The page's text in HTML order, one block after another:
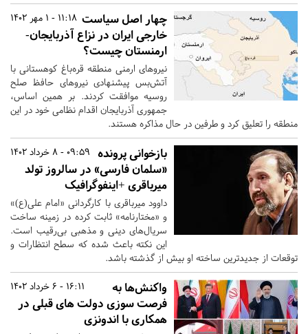
11:18 - 1 مهر 1402 چهار اصل سیاست
خارجی ایران در نزاع آذربایجان-
ارمنستان چیست؟
نیروهای ارمنی منطقه قره‌باغ کوهستانی با
آتش‌بس پیشنهادی نیروهای حافظ صلح
روسیه موافقت کردند. بر همین اساس،
جمهوری آذربایجان اقدام نظامی خود در این
منطقه را تعلیق کرد و طرفین در حال مذاکره هستند.
09:59 - 8 خرداد 1402
بازخوانی پرونده
«سلمان فارسی» در سالروز تولد
میرباقری +اینفوگرافیک
داوود میرباقری با کارگردانی «امام علی(ع)»
و «مختارنامه» ثابت کرده در زمینه ساخت
سریال‌های دینی و مذهبی بی‌رقیب است.
این نکته باعث شده که سطح انتظارات و
توقعات از جدیدترین ساخته او بیش از گذشته باشد.
16:11 - 6 خرداد 1402
واکنش‌ها به
فرصت سوزی دولت‌ های قبلی در
همکاری با اندونزی